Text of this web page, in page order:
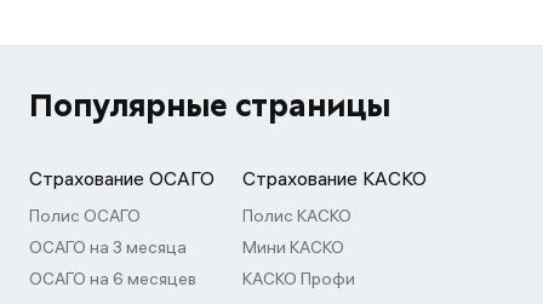
Популярные страницы
Страхование ОСАГО
Полис ОСАГО
ОСАГО на 3 месяца
ОСАГО на 6 месяцев
Страхование КАСКО
Полис КАСКО
Мини КАСКО
КАСКО Профи